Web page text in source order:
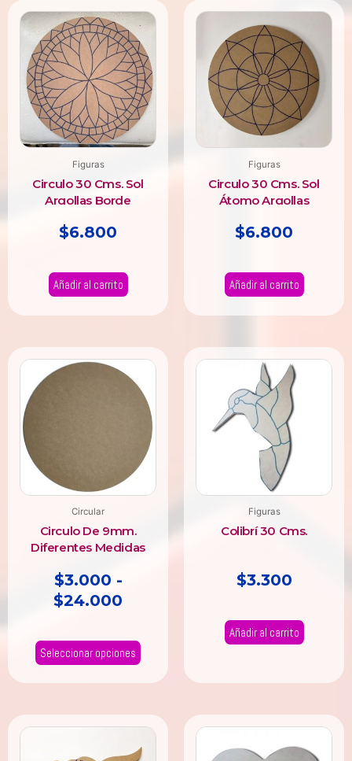
Figuras
Circulo 30 Cms. Sol
Argollas Borde
$6.800
Añadir al carrito
Figuras
Circulo 30 Cms. Sol
Átomo Argollas
$6.800
Añadir al carrito
Circular
Circulo De 9mm.
Diferentes Medidas
$3.000 -
$24.000
Rango
de
precios:
desde
$3.000
hasta
$24.000
Seleccionar opciones
Este
tiene
múltiples
variantes.
Las
opciones
pueden
la
Figuras
Colibrí 30 Cms.
$3.300
Añadir al carrito